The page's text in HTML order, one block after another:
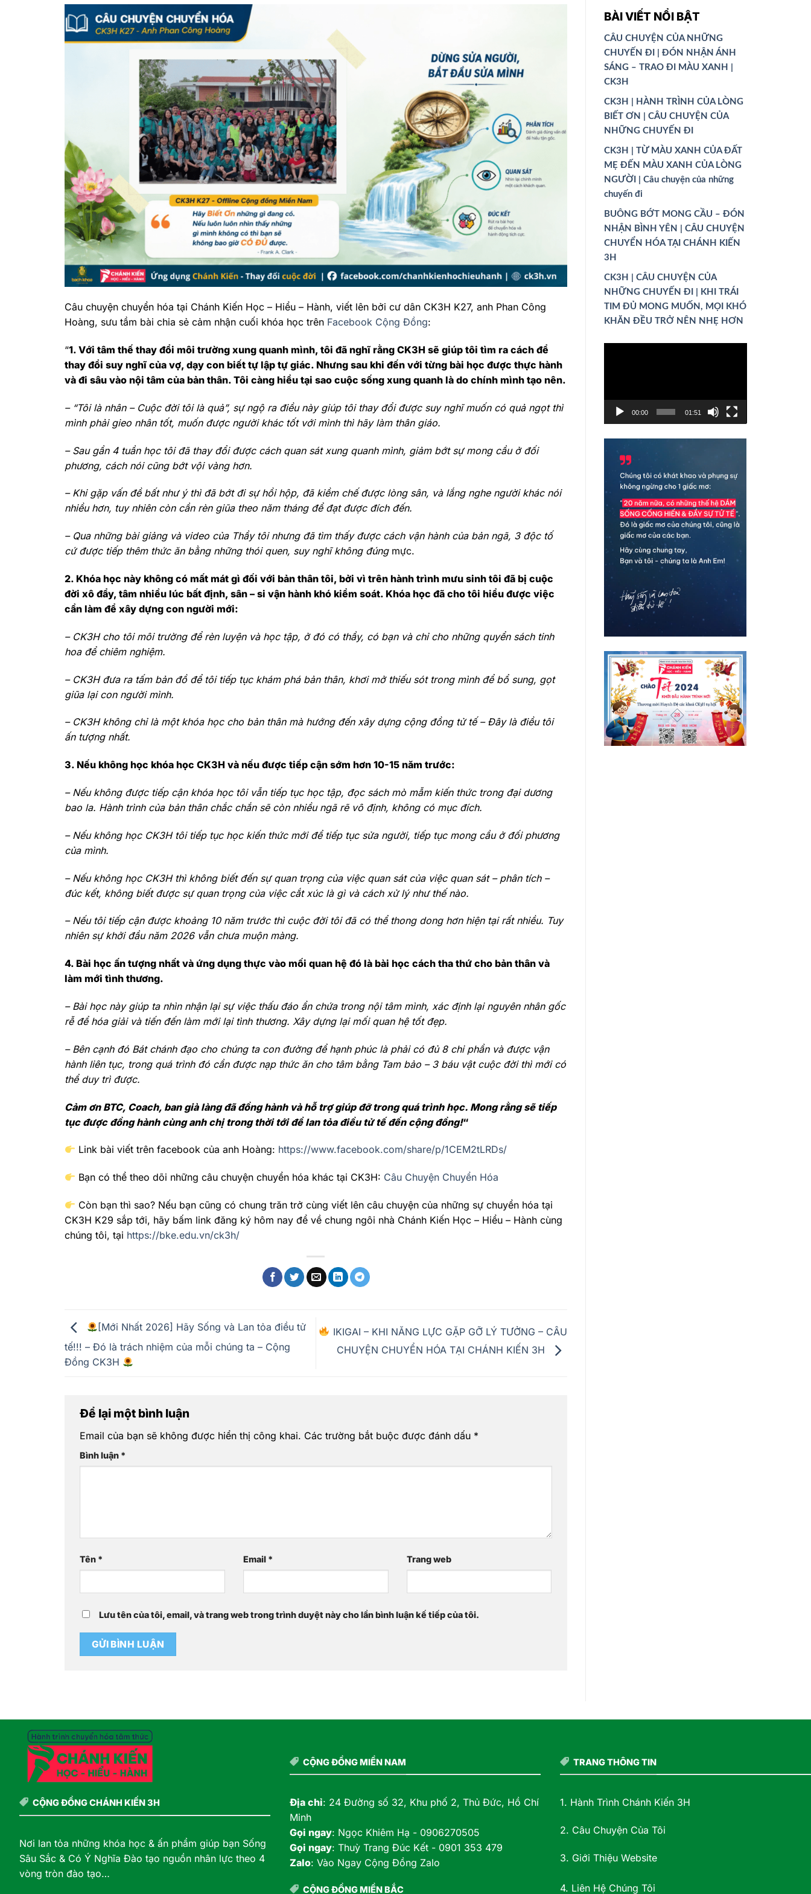
Câu chuyện chuyển hóa tại Chánh Kiến Học – Hiểu – Hành, viết lên bởi cư dân CK3H K27, anh Phan Công
Hoàng, sưu tầm bài chia sẻ cảm nhận cuối khóa học trên Facebook Cộng Đồng:
“1. Với tâm thế thay đổi môi trường xung quanh mình, tôi đã nghĩ rằng CK3H sẽ giúp tôi tìm ra cách để
thay đổi suy nghĩ của vợ, dạy con biết tự lập tự giác. Nhưng sau khi đến với từng bài học được thực hành
và đi sâu vào nội tâm của bản thân. Tôi càng hiểu tại sao cuộc sống xung quanh là do chính mình tạo nên.
– “Tôi là nhân – Cuộc đời tôi là quả”, sự ngộ ra điều này giúp tôi thay đổi được suy nghĩ muốn có quả ngọt thì
mình phải gieo nhân tốt, muốn được người khác tốt với mình thì hãy làm thân giáo.
– Sau gần 4 tuần học tôi đã thay đổi được cách quan sát xung quanh mình, giảm bớt sự mong cầu ở đối
phương, cách nói cũng bớt vội vàng hơn.
– Khi gặp vấn đề bất như ý thì đã bớt đi sự hồi hộp, đã kiềm chế được lòng sân, và lắng nghe người khác nói
nhiều hơn, tuy nhiên còn cần rèn giũa theo năm tháng để đạt được đích đến.
– Qua những bài giảng và video của Thầy tôi nhưng đã tìm thấy được cách vận hành của bản ngã, 3 độc tố
cứ được tiếp thêm thức ăn bằng những thói quen, suy nghĩ không đúng mực.
2. Khóa học này không có mất mát gì đối với bản thân tôi, bởi vì trên hành trình mưu sinh tôi đã bị cuộc
đời xô đẩy, tâm nhiều lúc bất định, sân – si vận hành khó kiểm soát. Khóa học đã cho tôi hiểu được việc
cần làm để xây dựng con người mới:
– CK3H cho tôi môi trường để rèn luyện và học tập, ở đó có thầy, có bạn và chỉ cho những quyển sách tinh
hoa để chiêm nghiệm.
–CK3H đưa ra tấm bản đồ để tôi tiếp tục khám phá bản thân, khơi mở thiếu sót trong mình để bổ sung, gọt
giũa lại con người mình.
–CK3H không chỉ là một khóa học cho bản thân mà hướng đến xây dựng cộng đồng tử tế – Đây là điều tôi
ấn tượng nhất.
3. Nếu không học khóa học CK3H và nếu được tiếp cận sớm hơn 10-15 năm trước:
–Nếu không được tiếp cận khóa học tôi vẫn tiếp tục học tập, đọc sách mò mẫm kiến thức trong đại dương
bao la. Hành trình của bản thân chắc chắn sẽ còn nhiều ngã rẽ vô định, không có mục đích.
–Nếu không học CK3H tôi tiếp tục học kiến thức mới để tiếp tục sửa người, tiếp tục mong cầu ở đối phương
của mình.
–Nếu không học CK3H thì không biết đến sự quan trọng của việc quan sát của việc quan sát – phân tích –
đúc kết, không biết được sự quan trọng của việc cắt xúc là gì và cách xử lý như thế nào.
–Nếu tôi tiếp cận được khoảng 10 năm trước thì cuộc đời tôi đã có thể thong dong hơn hiện tại rất nhiều. Tuy
nhiên sự khởi đầu năm 2026 vẫn chưa muộn màng.
4. Bài học ấn tượng nhất và ứng dụng thực vào mối quan hệ đó là bài học cách tha thứ cho bản thân và
làm mới tình thương.
–Bài học này giúp ta nhìn nhận lại sự việc thấu đáo ẩn chứa trong nội tâm mình, xác định lại nguyên nhân gốc
rễ để hóa giải và tiến đến làm mới lại tình thương. Xây dựng lại mối quan hệ tốt đẹp.
–Bên cạnh đó Bát chánh đạo cho chúng ta con đường để hạnh phúc là phải có đủ 8 chi phần và được vận
hành liên tục, trong quá trình đó cần được nạp thức ăn cho tâm bằng Tam bảo – 3 báu vật cuộc đời thì mới có
thể duy trì được.
Cảm ơn BTC, Coach, ban già làng đã đồng hành và hỗ trợ giúp đỡ trong quá trình học. Mong rằng sẽ tiếp
tục được đồng hành cùng anh chị trong thời tới để lan tỏa điều tử tế đến cộng đồng!“
Link bài viết trên facebook của anh Hoàng: https://www.facebook.com/share/p/1CEM2tLRDs/
Bạn có thể theo dõi những câu chuyện chuyển hóa khác tại CK3H: Câu Chuyện Chuyển Hóa
Còn bạn thì sao? Nếu bạn cũng có chung trăn trở cùng viết lên câu chuyện của những sự chuyển hóa tại
CK3H K29 sắp tới, hãy bấm link đăng ký hôm nay để về chung ngôi nhà Chánh Kiến Học – Hiểu – Hành cùng
chúng tôi, tại https://bke.edu.vn/ck3h/
[Mới Nhất 2026] Hãy Sống và Lan tỏa điều tử
tế!!! – Đó là trách nhiệm của mỗi chúng ta – Cộng
Đồng CK3H
IKIGAI – KHI NĂNG LỰC GẶP GỠ LÝ TƯỞNG – CÂU
CHUYỆN CHUYỂN HÓA TẠI CHÁNH KIẾN 3H
Để lại một bình luận
Email của bạn sẽ không được hiển thị công khai. Các trường bắt buộc được đánh dấu *
Bình luận *
Tên * Email * Trang web
Lưu tên của tôi, email, và trang web trong trình duyệt này cho lần bình luận kế tiếp của tôi.
BÀI VIẾT NỔI BẬT
CÂU CHUYỆN CỦA NHỮNG
CHUYẾN ĐI | ĐÓN NHẬN ÁNH
SÁNG – TRAO ĐI MÀU XANH |
CK3H
CK3H | HÀNH TRÌNH CỦA LÒNG
BIẾT ƠN | CÂU CHUYỆN CỦA
NHỮNG CHUYẾN ĐI
CK3H | TỪ MÀU XANH CỦA ĐẤT
MẸ ĐẾN MÀU XANH CỦA LÒNG
NGƯỜI | Câu chuyện của những
chuyến đi
BUÔNG BỚT MONG CẦU – ĐÓN
NHẬN BÌNH YÊN | CÂU CHUYỆN
CHUYỂN HÓA TẠI CHÁNH KIẾN
3H
CK3H | CÂU CHUYỆN CỦA
NHỮNG CHUYẾN ĐI | KHI TRÁI
TIM ĐỦ MONG MUỐN, MỌI KHÓ
KHĂN ĐỀU TRỞ NÊN NHẸ HƠN
00:00 01:51
CỘNG ĐỒNG CHÁNH KIẾN 3H
Nơi lan tỏa những khóa học & ấn phẩm giúp bạn Sống
Sâu Sắc & Có Ý Nghĩa Đào tạo nguồn nhân lực theo 4
vòng tròn đào tạo…
CỘNG ĐỒNG MIỀN NAM
Địa chỉ: 24 Đường số 32, Khu phố 2, Thủ Đức, Hồ Chí
Minh
Gọi ngay: Ngọc Khiêm Hạ - 0906270505
Gọi ngay: Thuỳ Trang Đúc Kết - 0901 353 479
Zalo: Vào Ngay Cộng Đồng Zalo
CỘNG ĐỒNG MIỀN BẮC
TRANG THÔNG TIN
1. Hành Trình Chánh Kiến 3H
2. Câu Chuyện Của Tôi
3. Giới Thiệu Website
4. Liên Hệ Chúng Tôi